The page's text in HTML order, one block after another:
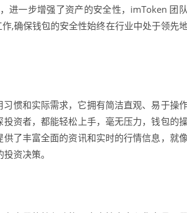
进一步增强了资产的安全性，imToken 团
,确保钱包的安全性始终在行业中处于领先
惯和实际需求，它拥有简洁直观、易于操
资者，都能轻松上手，毫无压力，钱包的
了丰富全面的资讯和实时的行情信息，就
资决策。